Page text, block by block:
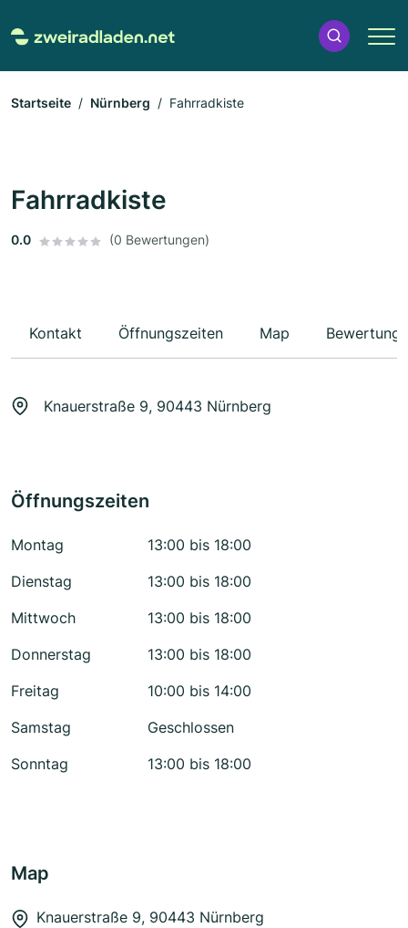
Startseite Nürnberg Fahrradkiste
Fahrradkiste
0.0 (0 Bewertungen)
Kontakt Öffnungszeiten Map
Knauerstraße 9, 90443 Nürnberg
Öffnungszeiten
Montag
13:00 bis 18:00
Dienstag
13:00 bis 18:00
Mittwoch
13:00 bis 18:00
Donnerstag
13:00 bis 18:00
Freitag
10:00 bis 14:00
Samstag
Geschlossen
Sonntag
13:00 bis 18:00
Map
Knauerstraße 9, 90443 Nürnberg